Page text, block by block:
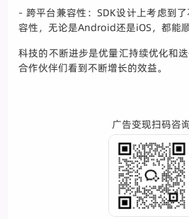
- 跨平台兼容性：SDK设计上考虑到
容性，无论是Android还是iOS，都能顺
科技的不断进步是优量汇持续优化和
合作伙伴们看到不断增长的效益。
广告变现扫码咨